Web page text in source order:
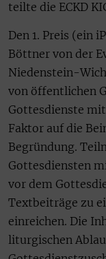
teilte die ECKD
Den 1. Preis (ein
Böttner von der
Niedenstein-
von öffentlichen
Gottesdienste
Faktor auf die
Begründung.
Gottesdiensten
vor dem
Textbeiträge zu
einreichen. Die
liturgischen